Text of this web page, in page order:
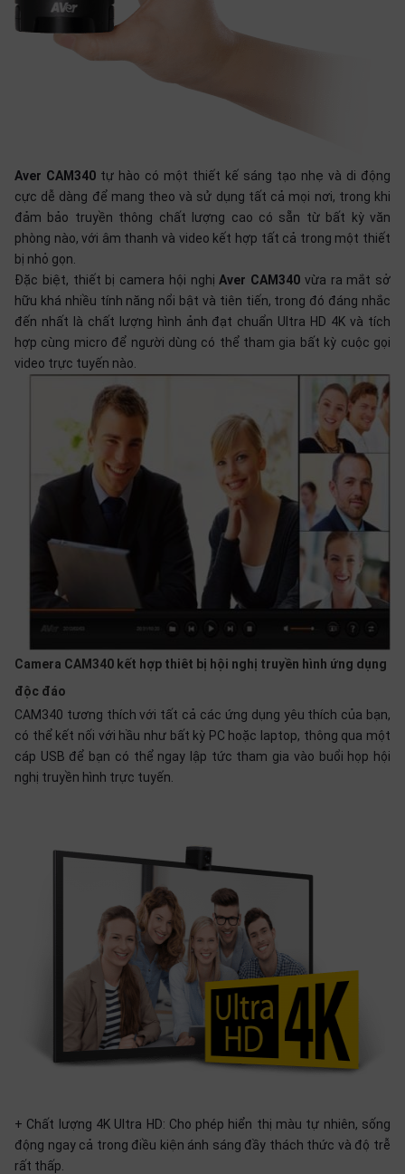
Aver CAM340 tự hào có một thiết kế sáng tạo nhẹ và di động
cực dễ dàng để mang theo và sử dụng tất cả mọi nơi, trong khi
đảm bảo truyền thông chất lượng cao có sẵn từ bất kỳ văn
phòng nào, với âm thanh và video kết hợp tất cả trong một thiết
bị nhỏ gọn.
Đặc biệt, thiết bị camera hội nghịAver CAM340 vừa ra mắt sở
hữu khá nhiều tính năng nổi bật và tiên tiến, trong đó đáng nhắc
đến nhất là chất lượng hình ảnh đạt chuẩn Ultra HD 4K và tích
hợp cùng micro để người dùng có thể tham gia bất kỳ cuộc gọi
video trực tuyến nào.
Camera CAM340 kết hợp thiêt bị hội nghị truyền hình ứng dụng
độc đáo
CAM340 tương thích với tất cả các ứng dụng yêu thích của bạn,
có thể kết nối với hầu như bất kỳ PC hoặc laptop, thông qua một
cáp USB để bạn có thể ngay lập tức tham gia vào buổi họp hội
nghị truyền hình trực tuyến.
+ Chất lượng 4K Ultra HD: Cho phép hiển thị màu tự nhiên, sống
động ngay cả trong điều kiện ánh sáng đầy thách thức và độ trễ
rất thấp.
SP
pháp
Dịch
vụ
Hỗ
trợ
Tin
tức
Liên
hệ
Tiếng